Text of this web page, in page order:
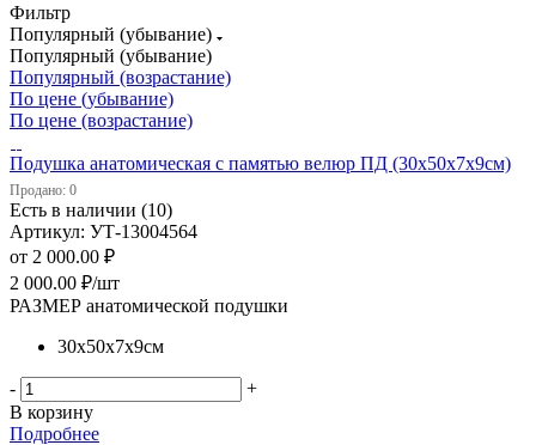
Фильтр
Популярный (убывание)
Популярный (убывание)
Популярный (возрастание)
По цене (убывание)
По цене (возрастание)
Подушка анатомическая с памятью велюр ПД (30х50х7х9см)
Продано: 0
Есть в наличии (10)
Артикул: УТ-13004564
от 2 000.00 ₽
2 000.00 ₽/шт
РАЗМЕР анатомической подушки
30х50х7х9см
-
+
В корзину
Подробнее